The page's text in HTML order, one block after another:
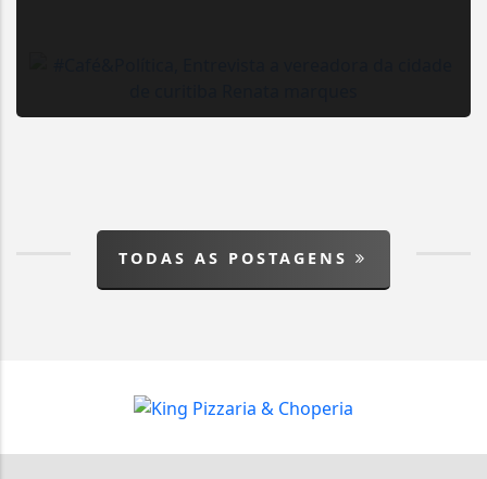
TODAS AS POSTAGENS